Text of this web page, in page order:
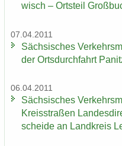
wisch – Orts­teil
07.04.2011
Säch­si­sches
der Orts­durch­fahrt
06.04.2011
Säch­si­sches
Kreis­stra­ßen
schei­de an Land­kreis